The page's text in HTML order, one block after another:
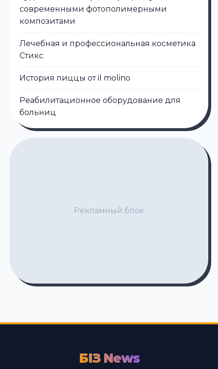
современными фотополимерными
композитами
Лечебная и профессиональная косметика
Стикс
История пиццы от il molino
Реабилитационное оборудование для
больниц
Рекламный блок
БІЗ News